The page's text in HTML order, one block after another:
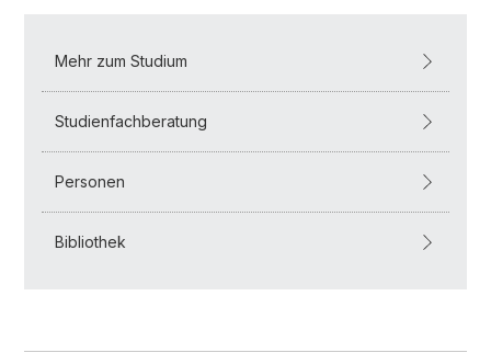
Mehr zum Studium
Studienfachberatung
Personen
Bibliothek